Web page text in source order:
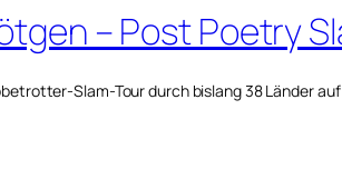
– Post Poetry
Slam-Tour durch bislang 38 Länder